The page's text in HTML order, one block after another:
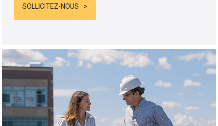
SOLLICITEZ-NOUS